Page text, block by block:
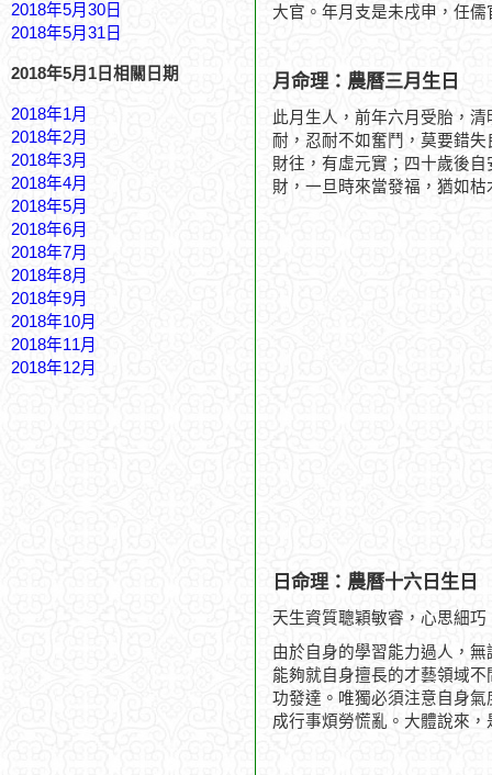
2018年5月30日
2018年5月31日
2018年5月1日相關日期
2018年1月
2018年2月
2018年3月
2018年4月
2018年5月
2018年6月
2018年7月
2018年8月
2018年9月
2018年10月
2018年11月
2018年12月
大官。年月支是未戌申，任儒
月命理：農曆三月生日
此月生人，前年六月受胎，
耐，忍耐不如奮鬥，莫要錯
財往，有虛元實；四十歲後
財，一旦時來當發福，猶如枯
日命理：農曆十六日生日
天生資質聰穎敏睿，心思細
由於自身的學習能力過人，
能夠就自身擅長的才藝領域
功發達。唯獨必須注意自身
成行事煩勞慌亂。大體說來